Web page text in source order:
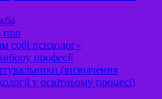
про
собі психолог»
професії
(визначення
у освітньому процесі)